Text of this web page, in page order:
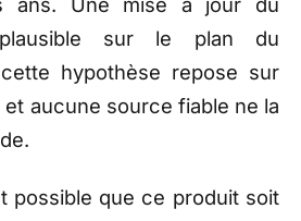
sur le plan du
hypothèse repose sur
aucune source fiable ne la
possible que ce produit soit